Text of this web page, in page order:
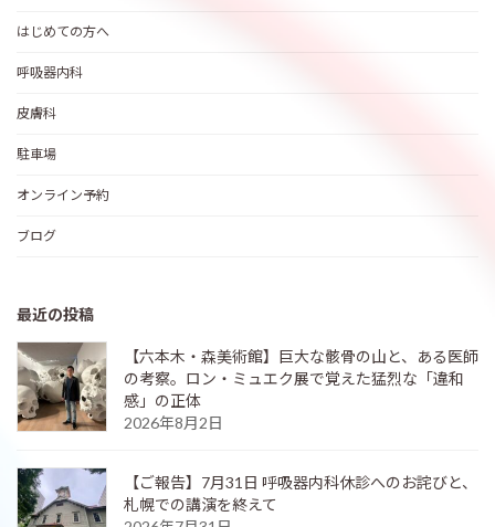
はじめての方へ
呼吸器内科
皮膚科
駐車場
オンライン予約
ブログ
最近の投稿
【六本木・森美術館】巨大な骸骨の山と、ある医師
の考察。ロン・ミュエク展で覚えた猛烈な「違和
感」の正体
2026年8月2日
【ご報告】7月31日 呼吸器内科休診へのお詫びと、
札幌での講演を終えて